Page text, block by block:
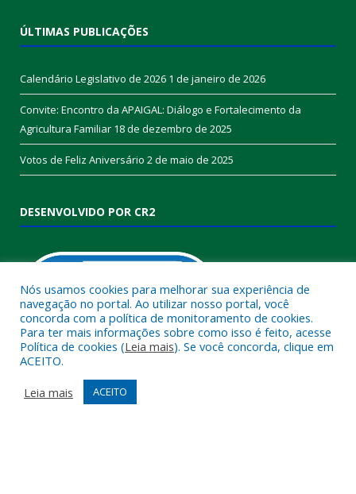
ÚLTIMAS PUBLICAÇÕES
Calendário Legislativo de 2026 1 de janeiro de 2026
Convite: Encontro da APAIGAL: Diálogo e Fortalecimento da
Agricultura Familiar 18 de dezembro de 2025
Votos de Feliz Aniversário 2 de maio de 2025
DESENVOLVIDO POR CR2
Muito mais que
Realizamos umaassessoria
contrato que todas as exigências das
Nós usamos cookies para melhorar sua experiência de
navegação no portal. Ao utilizar nosso portal, você
concorda com a política de monitoramento de cookies.
Para ter mais informações sobre como isso é feito, acesse
Política de cookies (Leia mais). Se você concorda, clique em
ACEITO.
Leia mais
ACEITO